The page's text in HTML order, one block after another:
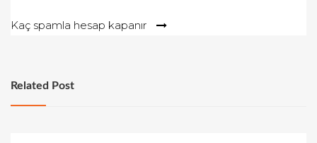
Kaç spamla hesap kapanır
Related Post